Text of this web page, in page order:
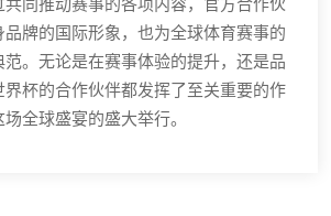
同推动赛事的各项内容，官方合作伙
牌的国际形象，也为全球体育赛事的
。无论是在赛事体验的提升，还是品
界杯的合作伙伴都发挥了至关重要的作
全球盛宴的盛大举行。